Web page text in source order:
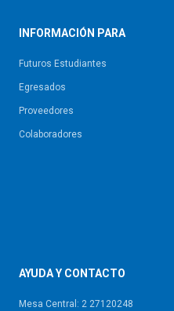
INFORMACIÓN PARA
Futuros Estudiantes
Egresados
Proveedores
Colaboradores
AYUDA Y CONTACTO
Mesa Central: 2 27120248